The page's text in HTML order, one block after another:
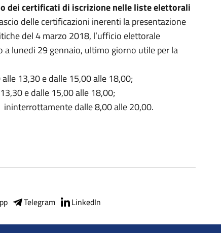
dei certificati di iscrizione nelle liste elettorali
delle certificazioni inerenti la presentazione
del 4 marzo 2018, l’ufficio elettorale
lunedi 29 gennaio, ultimo giorno utile per la
13,30 e dalle 15,00 alle 18,00;
e dalle 15,00 alle 18,00;
dalle 8,00 alle 20,00.
Telegram LinkedIn